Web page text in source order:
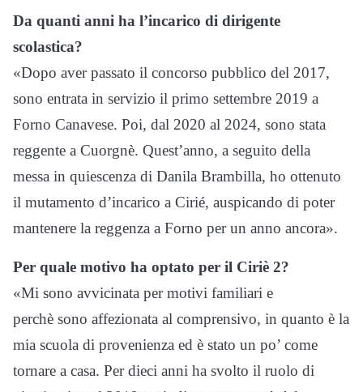
Da quanti anni ha l’incarico di dirigente
scolastica?
«Dopo aver passato il concorso pubblico del 2017,
sono entrata in servizio il primo settembre 2019 a
Forno Canavese. Poi, dal 2020 al 2024, sono stata
reggente a Cuorgnè. Quest’anno, a seguito della
messa in quiescenza di Danila Brambilla, ho ottenuto
il mutamento d’incarico a Cirié, auspicando di poter
mantenere la reggenza a Forno per un anno ancora».
Per quale motivo ha optato per il Ciriè 2?
«Mi sono avvicinata per motivi familiari e
perchè sono affezionata al comprensivo, in quanto è la
mia scuola di provenienza ed è stato un po’ come
tornare a casa. Per dieci anni ha svolto il ruolo di